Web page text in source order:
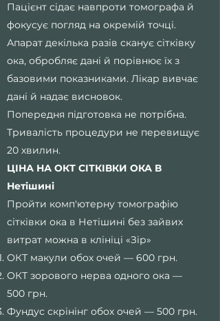
Пацієнт сідає навпроти томографа й
фокусує погляд на окремій точці.
Апарат декілька разів сканує сітківку
ока, обробляє дані й порівнює їх з
базовими показниками. Лікар вивчає
дані й надає висновок.
Попередня підготовка не потрібна.
Тривалість процедури не перевищує
20 хвилин.
ЦІНА НА ОКТ СІТКІВКИ ОКА В
Нетішині
Пройти комп'ютерну томографію
сітківки ока в Нетішині без зайвих
витрат можна в клініці «Зір»
ОКТ макули обох очей — 600 грн.
ОКТ зорового нерва одного ока —
500 грн.
Фундус скрінінг обох очей — 500 грн.